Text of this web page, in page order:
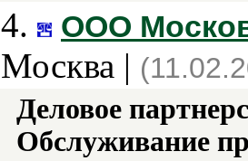
4. ООО
Москва |
Деловое
Обслуживание